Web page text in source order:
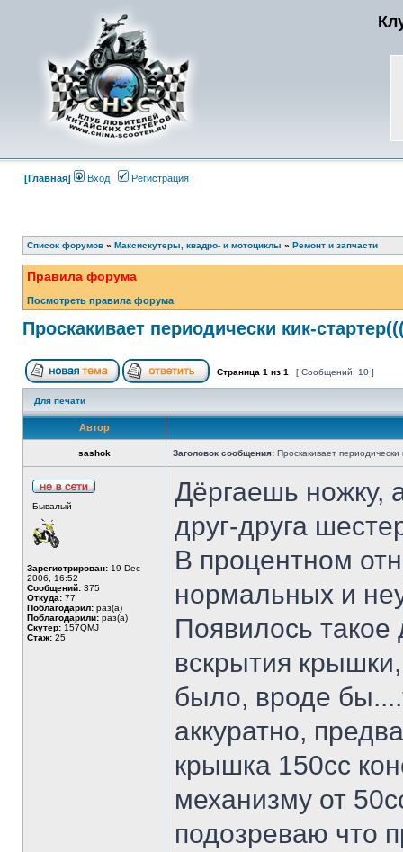
[Главная] Вход Регистрация
Список форумов » Максискутеры, квадро- и мотоциклы » Ремонт и запчасти
Правила форума
Посмотреть правила форума
Проскакивает периодически кик-
Страница 1 из 1 [ Сообщений: 10 ]
Для печати
Автор
sashok Заголовок сообщения: Проскакивает периодически
Бывалый
Зарегистрирован: 19 Dec
2006, 16:52
Сообщений: 375
Откуда: 77
Поблагодарил: раз(а)
Поблагодарили: раз(а)
Скутер: 157QMJ
Стаж: 25
Дёргаешь ножку,
друг-друга
В процентном
нормальных и
Появилось такое
вскрытия
было, вроде
аккуратно,
крышка 150сс
механизму от
подозреваю что